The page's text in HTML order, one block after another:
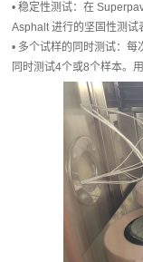
• 稳定性测试：在
Asphalt 进行的坚固性测试
• 多个试样的同时测试：
同时测试4个或8个样本。